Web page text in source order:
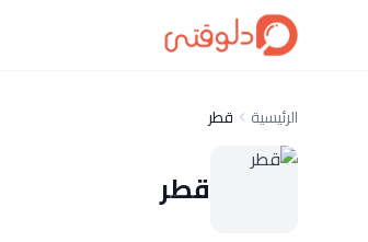
الرئيسية قطر
قطر